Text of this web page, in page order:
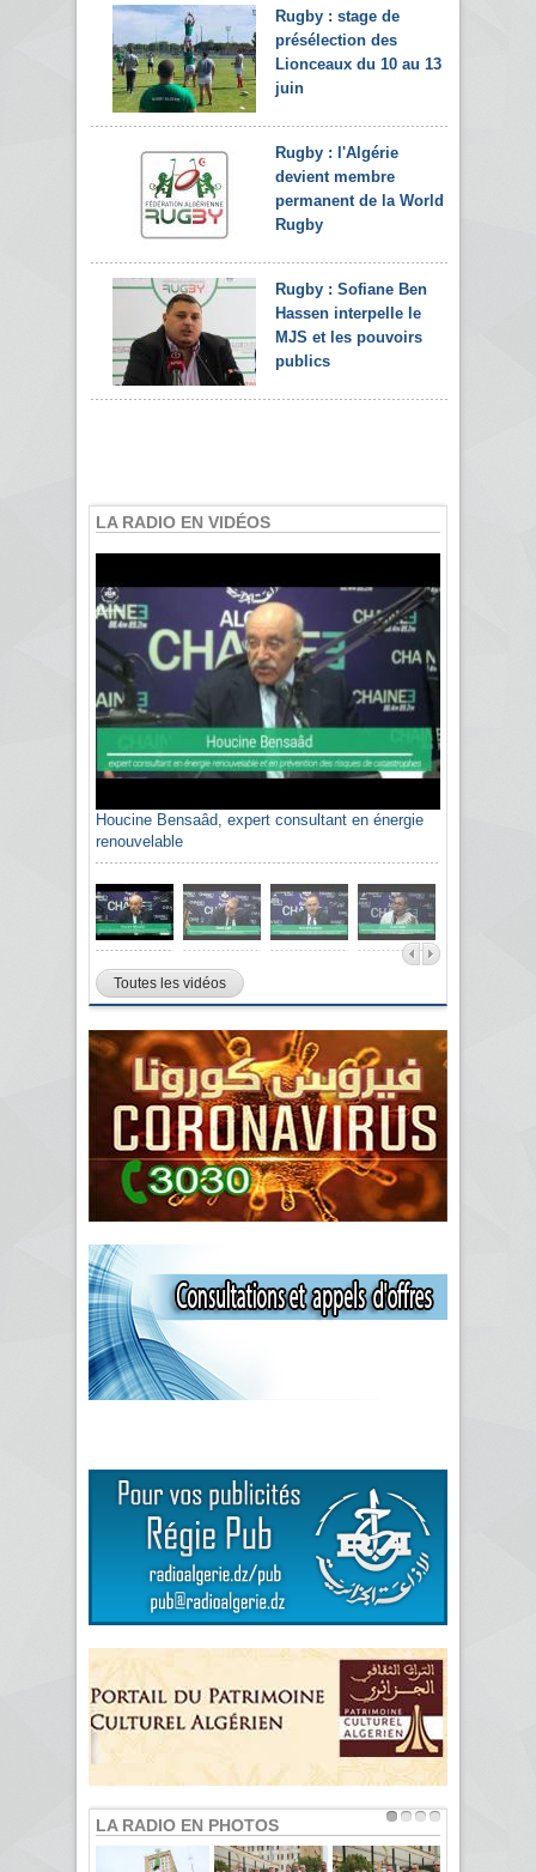
Rugby : stage de
présélection des
Lionceaux du 10 au 13
juin
Rugby : l'Algérie
devient membre
permanent de la World
Rugby
Rugby : Sofiane Ben
Hassen interpelle le
MJS et les pouvoirs
publics
LA RADIO EN VIDÉOS
Houcine Bensaâd, expert consultant en énergie
renouvelable
Toutes les vidéos
LA RADIO EN PHOTOS